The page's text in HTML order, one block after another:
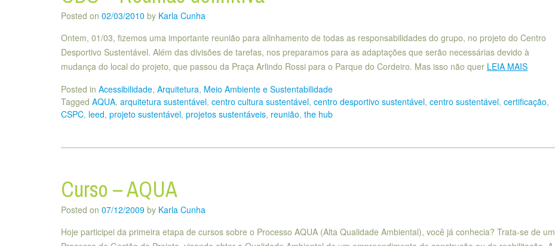
Posted on 02/03/2010 by Karla Cunha
Ontem, 01/03, fizemos uma importante reunião para alinhamento de todas as responsabilidades do grupo, no projeto do Centro
Desportivo Sustentável. Além das divisões de tarefas, nos preparamos para as adaptações que serão necessárias devido à
mudança do local do projeto, que passou da Praça Arlindo Rossi para o Parque do Cordeiro. Mas isso não quer LEIA MAIS
Posted in Acessibilidade, Arquitetura, Meio Ambiente e Sustentabilidade
Tagged AQUA, arquitetura sustentável, centro cultura sustentável, centro desportivo sustentável, centro sustentável, certificação,
CSPC, leed, projeto sustentável, projetos sustentáveis, reunião, the hub
Curso – AQUA
Posted on 07/12/2009 by Karla Cunha
Hoje participei da primeira etapa de cursos sobre o Processo AQUA (Alta Qualidade Ambiental), você já conhecia? Trata-se de um